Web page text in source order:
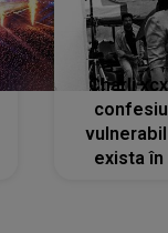
Charli
exista